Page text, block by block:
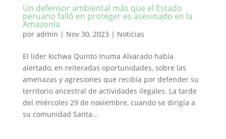
Un defensor ambiental más que el Estado
peruano falló en proteger es asesinado en la
Amazonía
por admin | Nov 30, 2023 | Noticias
El líder kichwa Quinto Inuma Alvarado había
alertado, en reiteradas oportunidades, sobre las
amenazas y agresiones que recibía por defender su
territorio ancestral de actividades ilegales. La tarde
del miércoles 29 de noviembre, cuando se dirigía a
su comunidad Santa...